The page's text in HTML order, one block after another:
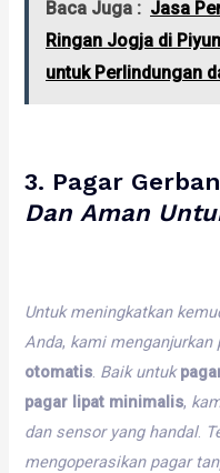
Baca Juga : Jasa
Ringan Jogja di
untuk Perlindungan
3. Pagar
Dan Aman
Untuk meningkatkan
Anda, kami menganjurkan
otomatis. Baik untuk
pagar lipat minimalis,
dan sensor yang handal.
mengoperasikan pagar